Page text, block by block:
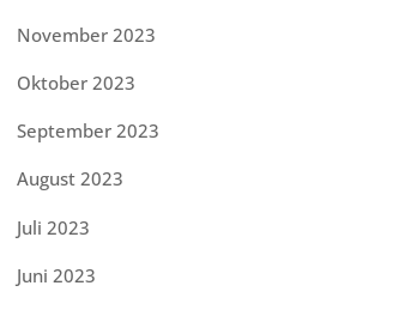
November 2023
Oktober 2023
September 2023
August 2023
Juli 2023
Juni 2023